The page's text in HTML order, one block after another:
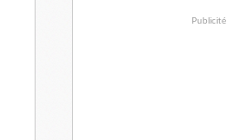
Publicité